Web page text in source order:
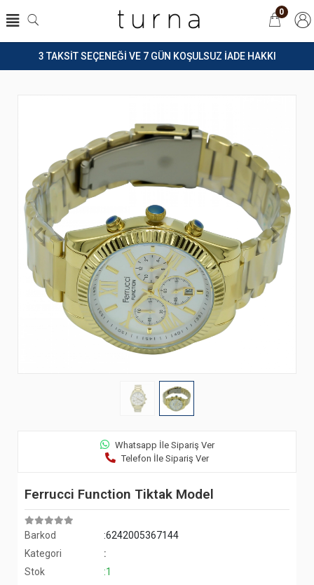
3 TAKSİT SEÇENEĞİ VE 7 GÜN KOŞULSUZ İADE HAKKI
0
Whatsapp İle Sipariş Ver
Telefon İle Sipariş Ver
Ferrucci Function Tiktak Model
Barkod
:6242005367144
Kategori
:
Stok
:1